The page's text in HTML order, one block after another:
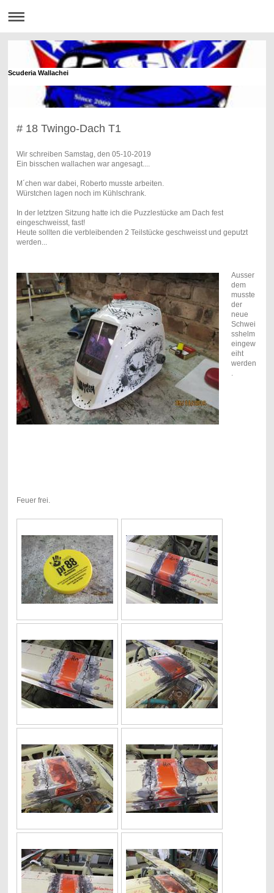
Scuderia Wallachei
# 18 Twingo-Dach T1
Wir schreiben Samstag, den 05-10-2019
Ein bisschen wallachen war angesagt....
M´chen war dabei, Roberto musste arbeiten.
Würstchen lagen noch im Kühlschrank.
In der letztzen Sitzung hatte ich die Puzzlestücke am Dach fest
eingeschweisst, fast!
Heute sollten die verbleibenden 2 Teilstücke geschweisst und geputzt
werden...
Ausser
dem
musste
der
neue
Schwei
sshelm
eingew
eiht
werden
Feuer frei.